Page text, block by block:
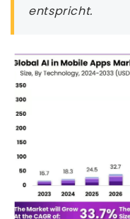
entspricht.